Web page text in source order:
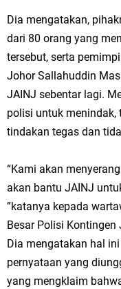
Dia mengatakan,
dari 80 orang yang
tersebut, serta
Johor Sallahuddin
JAINJ sebentar lagi.
polisi untuk menindak,
tindakan tegas dan
“Kami akan
akan bantu JAINJ
”katanya kepada
Besar Polisi Kontingen
Dia mengatakan hal
pernyataan yang
yang mengklaim